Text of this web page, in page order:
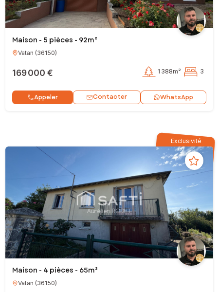
Maison - 5 pièces - 92m²
Vatan (36150)
169 000 € 1 388m² 3
Appeler Contacter WhatsApp
Exclusivité
Maison - 4 pièces - 65m²
Vatan (36150)